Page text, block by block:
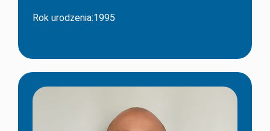
Rok urodzenia:1995